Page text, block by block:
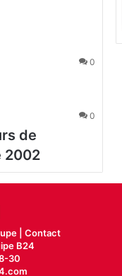
0
0
de
2002
| Contact
B24
30